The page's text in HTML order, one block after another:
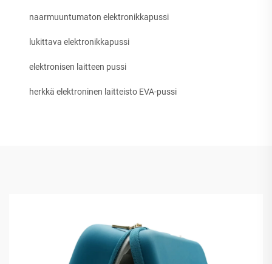
naarmuuntumaton elektronikkapussi
lukittava elektronikkapussi
elektronisen laitteen pussi
herkkä elektroninen laitteisto EVA-pussi